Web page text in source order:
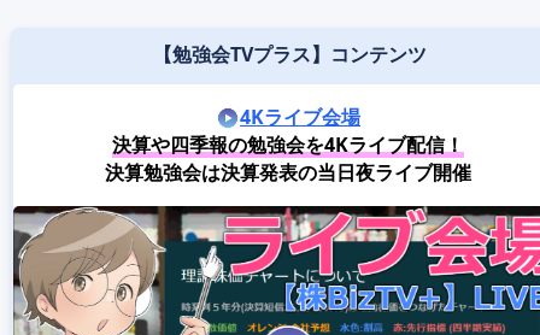
【勉強会TVプラス】コンテンツ
4Kライブ会場
決算や四季報の勉強会を4Kライブ配信！
決算勉強会は決算発表の当日夜ライブ開催